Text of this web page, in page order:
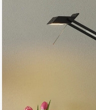
the
the